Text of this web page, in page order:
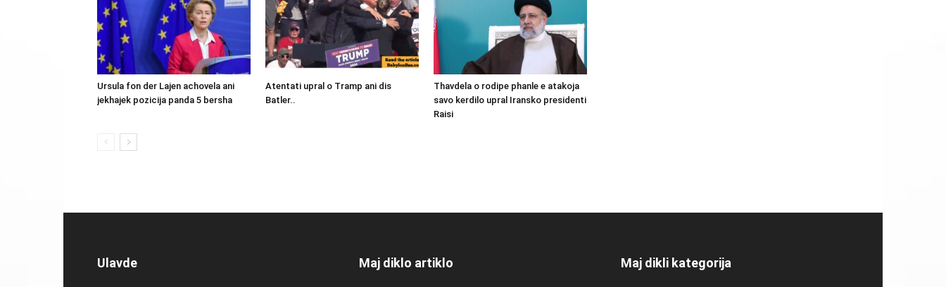
Ursula fon der Lajen achovela ani
jekhajek pozicija panda 5 bersha
Atentati upral o Tramp ani dis
Batler..
Thavdela o rodipe phanle e atakoja
savo kerdilo upral Iransko presidenti
Raisi
Ulavde Maj diklo artiklo Maj dikli kategorija